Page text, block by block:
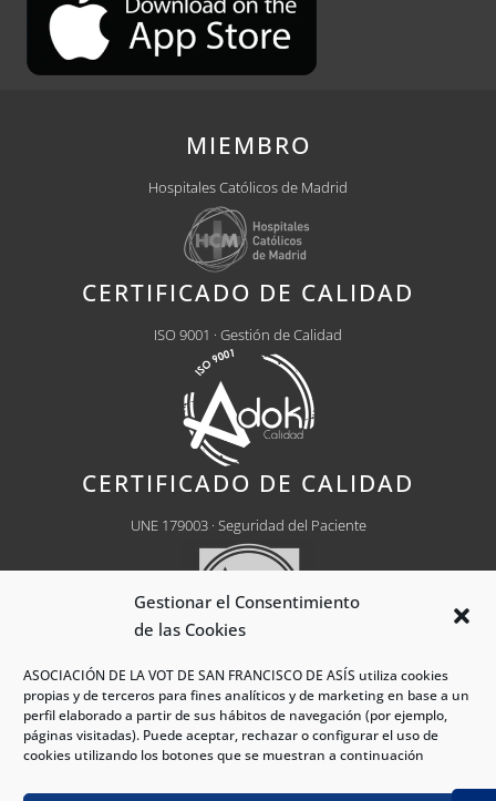
Gestionar el Consentimiento
de las Cookies
ASOCIACIÓN DE LA VOT DE SAN FRANCISCO DE ASÍS utiliza cookies
propias y de terceros para fines analíticos y de marketing en base a un
perfil elaborado a partir de sus hábitos de navegación (por ejemplo,
páginas visitadas). Puede aceptar, rechazar o configurar el uso de
cookies utilizando los botones que se muestran a continuación
MIEMBRO
Hospitales Católicos de Madrid
CERTIFICADO DE CALIDAD
ISO 9001 · Gestión de Calidad
CERTIFICADO DE CALIDAD
UNE 179003 · Seguridad del Paciente
Centro Médico AutorizadoNº CH0030
®Hospital VOT Madrid 2026 - Todos los derechos